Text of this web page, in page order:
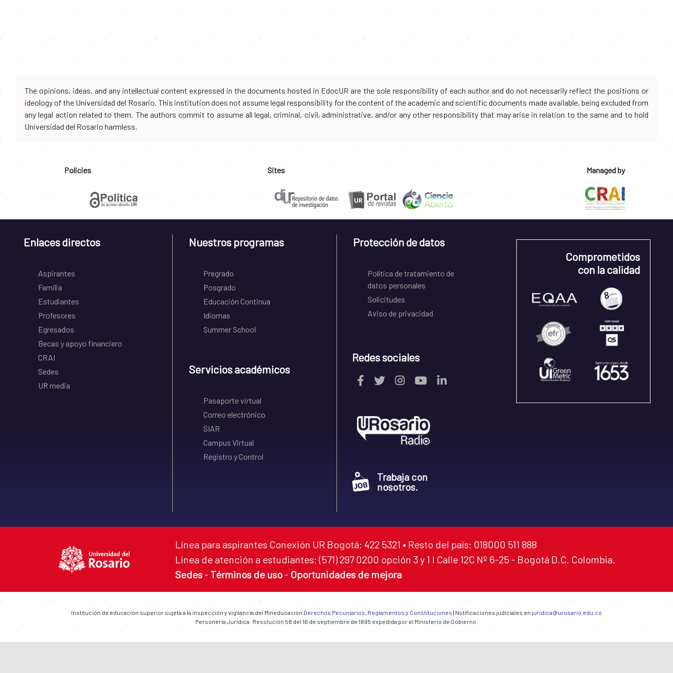
The opinions, ideas, and any intellectual content expressed in the documents hosted in EdocUR are the sole responsibility of each author and do not necessarily reflect the positions or
ideology of the Universidad del Rosario. This institution does not assume legal responsibility for the content of the academic and scientific documents made available, being excluded from
any legal action related to them. The authors commit to assume all legal, criminal, civil, administrative, and/or any other responsibility that may arise in relation to the same and to hold
Universidad del Rosario harmless.
Policies Sites Managed by
Enlaces directos
Aspirantes
Familia
Estudiantes
Profesores
Egresados
Becas y apoyo financiero
CRAI
Sedes
UR media
Nuestros programas
Pregrado
Posgrado
Educación Continua
Idiomas
Summer School
Servicios académicos
Pasaporte virtual
Correo electrónico
SIAR
Campus Virtual
Registro y Control
Protección de datos
Política de tratamiento de
datos personales
Solicitudes
Aviso de privacidad
Redes sociales
Trabaja con
nosotros.
Comprometidos
con la calidad
Línea para aspirantes Conexión UR Bogotá: 422 5321 • Resto del país: 018000 511 888
Línea de atención a estudiantes: (571) 297 0200 opción 3 y 1 I Calle 12C Nº 6-25 - Bogotá D.C. Colombia.
Sedes - Términos de uso - Oportunidades de mejora
Institución de educación superior sujeta a la inspección y vigilancia del Mineducación Derechos Pecuniarios, Reglamentos y Constituciones | Notificaciones judiciales en juridica@urosario.edu.co
Personería Jurídica: Resolución 58 del 16 de septiembre de 1895 expedida por el Ministerio de Gobierno.